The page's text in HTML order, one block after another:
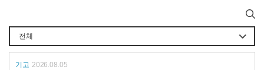
기고 2026.08.05